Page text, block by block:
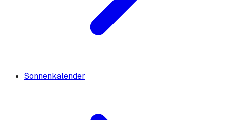
Sonnenkalender